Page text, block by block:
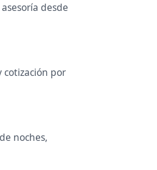
desde
cotización por
noches,